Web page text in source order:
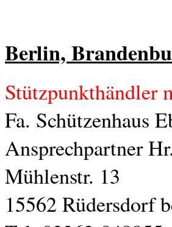
mehr erfahren...
Berlin,
Stützpunkthändler
Fa. Schützenhaus
Ansprechpartner
Mühlenstr. 13
15562 Rüdersdorf